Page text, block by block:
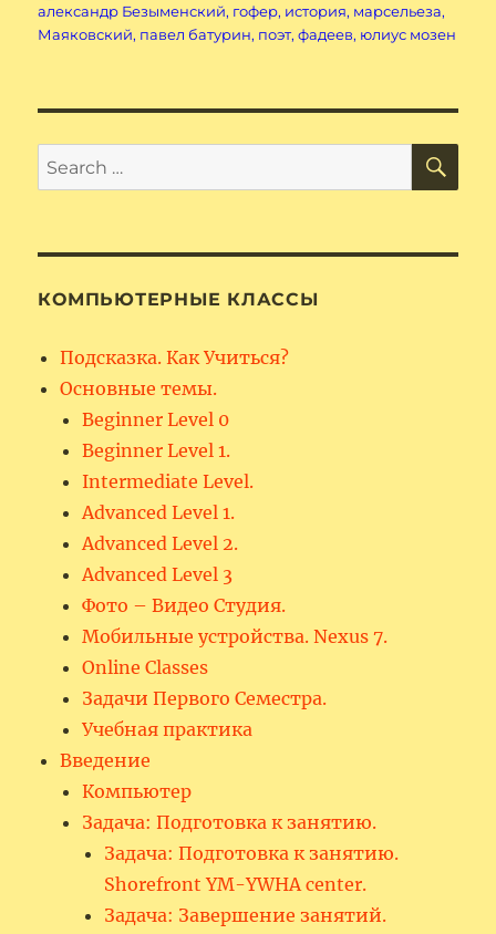
on
александр Безыменский, гофер, история, марсельеза,
Маяковский, павел батурин, поэт,фадеев, юлиус мозен
Search
for:
КОМПЬЮТЕРНЫЕ КЛАССЫ
Подсказка. Как Учиться?
Основные темы.
Beginner Level 0
Beginner Level 1.
Intermediate Level.
Advanced Level 1.
Advanced Level 2.
Advanced Level 3
Фото – Видео Студия.
Мобильные устройства. Nexus 7.
Online Classes
Задачи Первого Семестра.
Учебная практика
Введение
Компьютер
Задача: Подготовка к занятию.
Задача: Подготовка к занятию.
Shorefront YM-YWHA center.
Задача: Завершение занятий.